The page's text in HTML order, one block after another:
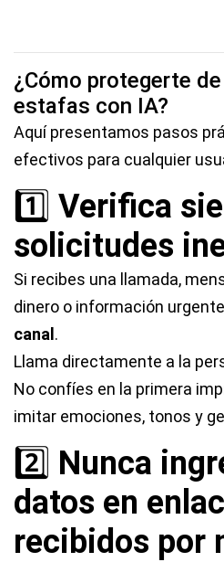
¿Cómo protegerte
estafas con IA?
Aquí presentamos pasos
efectivos para cualquier
1️⃣ Verifica
solicitudes
Si recibes una llamada,
dinero o información
canal .
Llama directamente a la
No confíes en la primera
imitar emociones, tonos y
2️⃣ Nunca
datos en
recibidos por